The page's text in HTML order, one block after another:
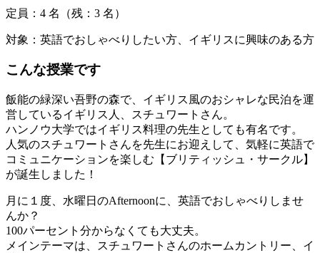
定員：4 名 （残：3 名 ）
対象：英語でおしゃべりしたい方、イギリスに興味のある方
こんな授業です
飯能の緑深い吾野の森で、イギリス風のおシャレな民泊を運
営しているイギリス人、スチュワートさん。
ハンノウ大学ではイギリス料理の先生としても有名です。
人気のスチュワートさんを先生にお迎えして、気軽に英語で
コミュニケーションを楽しむ【ブリティッシュ・サークル】
が誕生しました！
月に１度、水曜日のAfternoonに、英語でおしゃべりしませ
んか？
100パーセント分からなくても大丈夫。
メインテーマは、スチュワートさんのホームカントリー、イ